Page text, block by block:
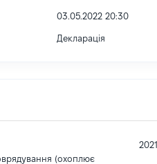
03.05.2022 20:30
Декларація
(охоплює
2021